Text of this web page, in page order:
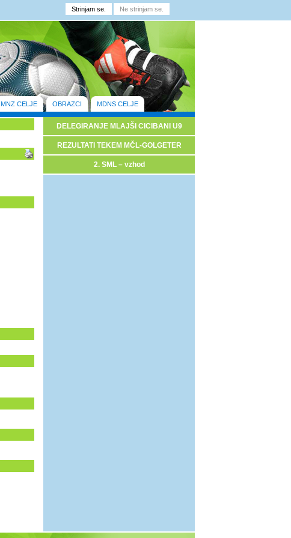
MNZ CELJE OBRAZCI MDNS CELJE
DELEGIRANJE MLAJŠI CICIBANI U9
REZULTATI TEKEM MČL-GOLGETER
2. SML – vzhod